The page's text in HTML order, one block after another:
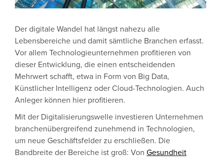
Der digitale Wandel hat längst nahezu alle
Lebensbereiche und damit sämtliche Branchen erfasst.
Vor allem Technologieunternehmen profitieren von
dieser Entwicklung, die einen entscheidenden
Mehrwert schafft, etwa in Form von Big Data,
Künstlicher Intelligenz oder Cloud-Technologien. Auch
Anleger können hier profitieren.
Mit der Digitalisierungswelle investieren Unternehmen
branchenübergreifend zunehmend in Technologien,
um neue Geschäftsfelder zu erschließen. Die
Bandbreite der Bereiche ist groß: Von Gesundheit